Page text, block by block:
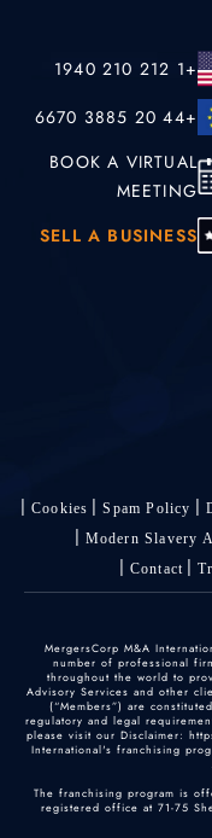
+1 212 210 1940
+44 20 3885 6670
BOOK A VIRTUAL
MEETING
SELL A BUSINESS
Spam Policy
Cookies
Modern Slavery
Contact
© 2025 MergersCorp M&A
number of professional
throughout the world to
Advisory Services and other
(“Members”) are
regulatory and legal
please visit our Disclaimer:
International's franchising
The franchising program is
registered office at 71-75